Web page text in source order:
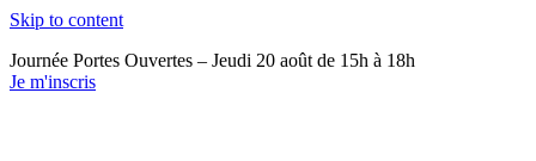
Skip to content
Journée Portes Ouvertes – Jeudi 20 août de 15h à 18h
Je m'inscris